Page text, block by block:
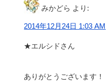
みかどら より:
2014年12月24日 1:03 AM
★エルシドさん
ありがとうございます！